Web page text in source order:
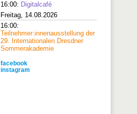
16:00: Digitalcafé
Freitag, 14.08.2026
16:00:
Teilnehmer:innenausstellung der
29. Internationalen Dresdner
Sommerakademie
facebook
instagram